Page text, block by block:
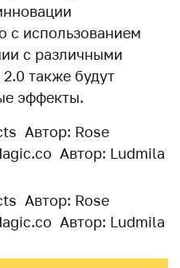
с использованием
с различными
также будут
эффекты.